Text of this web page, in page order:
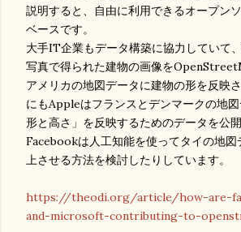
説明すると、自由に利用できるオープン
ベースです。
大手IT企業もデータ構築に協力していて
写真で得られた建物の画像を
アメリカの地図データに建物の形を反映
にもAppleはフランスとデンマークの地
形と高さ」を反映するためのデータを公開
Facebookは人工知能を使ってタイの地図
上させる方法を検討したりしています。
https://theodi.org/article/how-are-
and-microsoft-contributing-to-